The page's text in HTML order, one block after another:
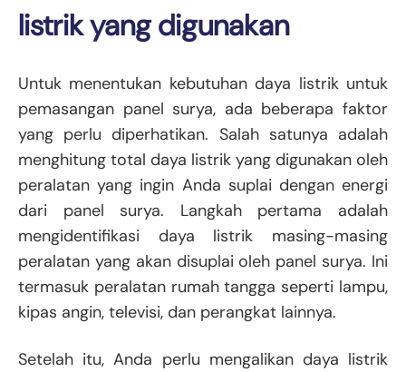
listrik yang digunakan
Untuk menentukan kebutuhan daya listrik untuk
pemasangan panel surya, ada beberapa faktor
yang perlu diperhatikan. Salah satunya adalah
menghitung total daya listrik yang digunakan oleh
peralatan yang ingin Anda suplai dengan energi
dari panel surya. Langkah pertama adalah
mengidentifikasi daya listrik masing-masing
peralatan yang akan disuplai oleh panel surya. Ini
termasuk peralatan rumah tangga seperti lampu,
kipas angin, televisi, dan perangkat lainnya.
Setelah itu, Anda perlu mengalikan daya listrik